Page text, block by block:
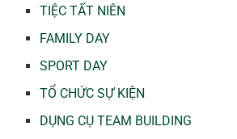
TIỆC TẤT NIÊN
FAMILY DAY
SPORT DAY
TỔ CHỨC SỰ KIỆN
DỤNG CỤ TEAM BUILDING